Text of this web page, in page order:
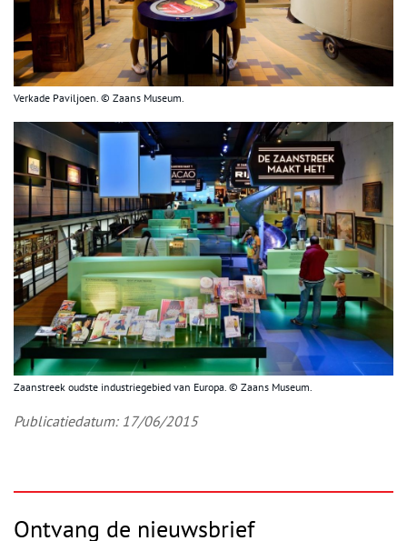
Verkade Paviljoen. © Zaans Museum.
Zaanstreek oudste industriegebied van Europa. © Zaans Museum.
Publicatiedatum: 17/06/2015
Ontvang de nieuwsbrief